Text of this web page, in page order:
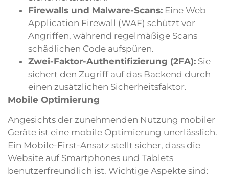
Firewalls und Malware-Scans: Eine Web
Application Firewall (WAF) schützt vor
Angriffen, während regelmäßige Scans
schädlichen Code aufspüren.
Zwei-Faktor-Authentifizierung (2FA): Sie
sichert den Zugriff auf das Backend durch
einen zusätzlichen Sicherheitsfaktor.
Mobile Optimierung
Angesichts der zunehmenden Nutzung mobiler
Geräte ist eine mobile Optimierung unerlässlich.
Ein Mobile-First-Ansatz stellt sicher, dass die
Website auf Smartphones und Tablets
benutzerfreundlich ist. Wichtige Aspekte sind: